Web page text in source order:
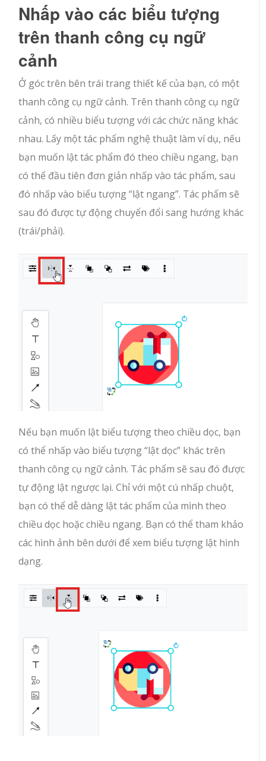
Nhấp vào các biểu tượng
trên thanh công cụ ngữ
cảnh
Ở góc trên bên trái trang thiết kế của bạn, có một
thanh công cụ ngữ cảnh. Trên thanh công cụ ngữ
cảnh, có nhiều biểu tượng với các chức năng khác
nhau. Lấy một tác phẩm nghệ thuật làm ví dụ, nếu
bạn muốn lật tác phẩm đó theo chiều ngang, bạn
có thể đầu tiên đơn giản nhấp vào tác phẩm, sau
đó nhấp vào biểu tượng “lật ngang”. Tác phẩm sẽ
sau đó được tự động chuyển đổi sang hướng khác
(trái/phải).
Nếu bạn muốn lật biểu tượng theo chiều dọc, bạn
có thể nhấp vào biểu tượng “lật dọc” khác trên
thanh công cụ ngữ cảnh. Tác phẩm sẽ sau đó được
tự động lật ngược lại. Chỉ với một cú nhấp chuột,
bạn có thể dễ dàng lật tác phẩm của mình theo
chiều dọc hoặc chiều ngang. Bạn có thể tham khảo
các hình ảnh bên dưới để xem biểu tượng lật hình
dạng.